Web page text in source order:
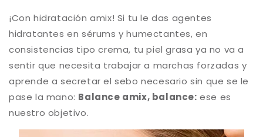
¡Con hidratación amix! Si tu le das agentes
hidratantes en sérums y humectantes, en
consistencias tipo crema, tu piel grasa ya no va a
sentir que necesita trabajar a marchas forzadas y
aprende a secretar el sebo necesario sin que se le
pase la mano: Balance amix, balance: ese es
nuestro objetivo.